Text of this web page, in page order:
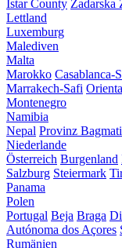
Istar County Zadarska
Lettland
Luxemburg
Malediven
Malta
Marokko Casablanca-
Marrakech-Safi
Montenegro
Namibia
Nepal Provinz Bagmati
Niederlande
Österreich Burgenland
Salzburg Steiermark
Panama
Polen
Portugal Beja Braga
Autónoma dos Açores
Rumänien